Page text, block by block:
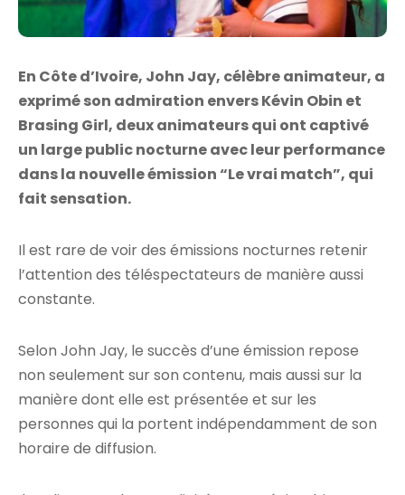
En Côte d’Ivoire, John Jay, célèbre animateur, a
exprimé son admiration envers Kévin Obin et
Brasing Girl, deux animateurs qui ont captivé
un large public nocturne avec leur performance
dans la nouvelle émission “Le vrai match”, qui
fait sensation.
Il est rare de voir des émissions nocturnes retenir
l’attention des téléspectateurs de manière aussi
constante.
Selon John Jay, le succès d’une émission repose
non seulement sur son contenu, mais aussi sur la
manière dont elle est présentée et sur les
personnes qui la portent indépendamment de son
horaire de diffusion.